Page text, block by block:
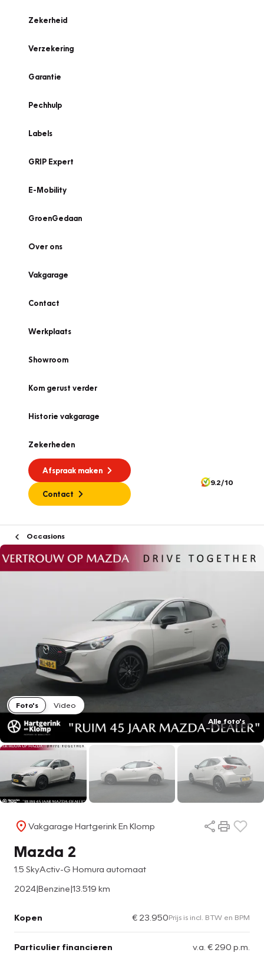
Zekerheid
Verzekering
Garantie
Pechhulp
Labels
GRIP Expert
E-Mobility
GroenGedaan
Over ons
Vakgarage
Contact
Werkplaats
Showroom
Kom gerust verder
Historie vakgarage
Zekerheden
Afspraak maken
Contact
9.2/10
Occasions
Foto's
Video
Alle foto's
Vakgarage Hartgerink En Klomp
Mazda 2
1.5 SkyActiv-G Homura automaat
2024|Benzine|13.519 km
Kopen € 23.950Prijs is incl. BTW en BPM
Particulier financieren v.a. € 290 p.m.